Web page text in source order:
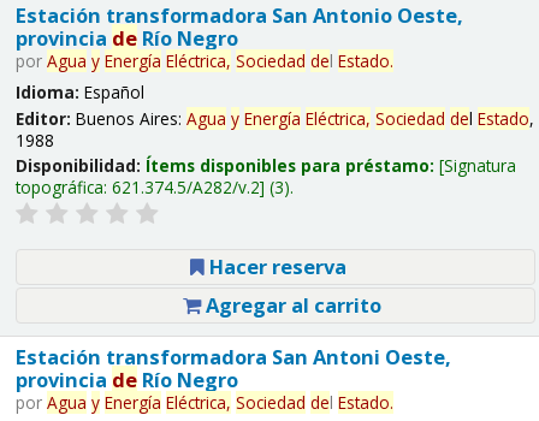
Estación transformadora San Antonio Oeste,
provincia deRío Negro
por Agua y Energía Eléctrica, Sociedad del Estado.
Idioma: Español
Editor: Buenos Aires: Agua y Energía Eléctrica, Sociedad del Estado,
1988
Disponibilidad: Ítems disponibles para préstamo: Signatura
topográfica: 621.374.5/A282/v.2 (3).
Hacer reserva
Agregar al carrito
Estación transformadora San Antoni Oeste,
provincia deRío Negro
por Agua y Energía Eléctrica, Sociedad del Estado.